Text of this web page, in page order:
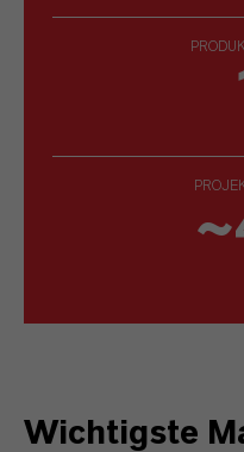
Wichtigste